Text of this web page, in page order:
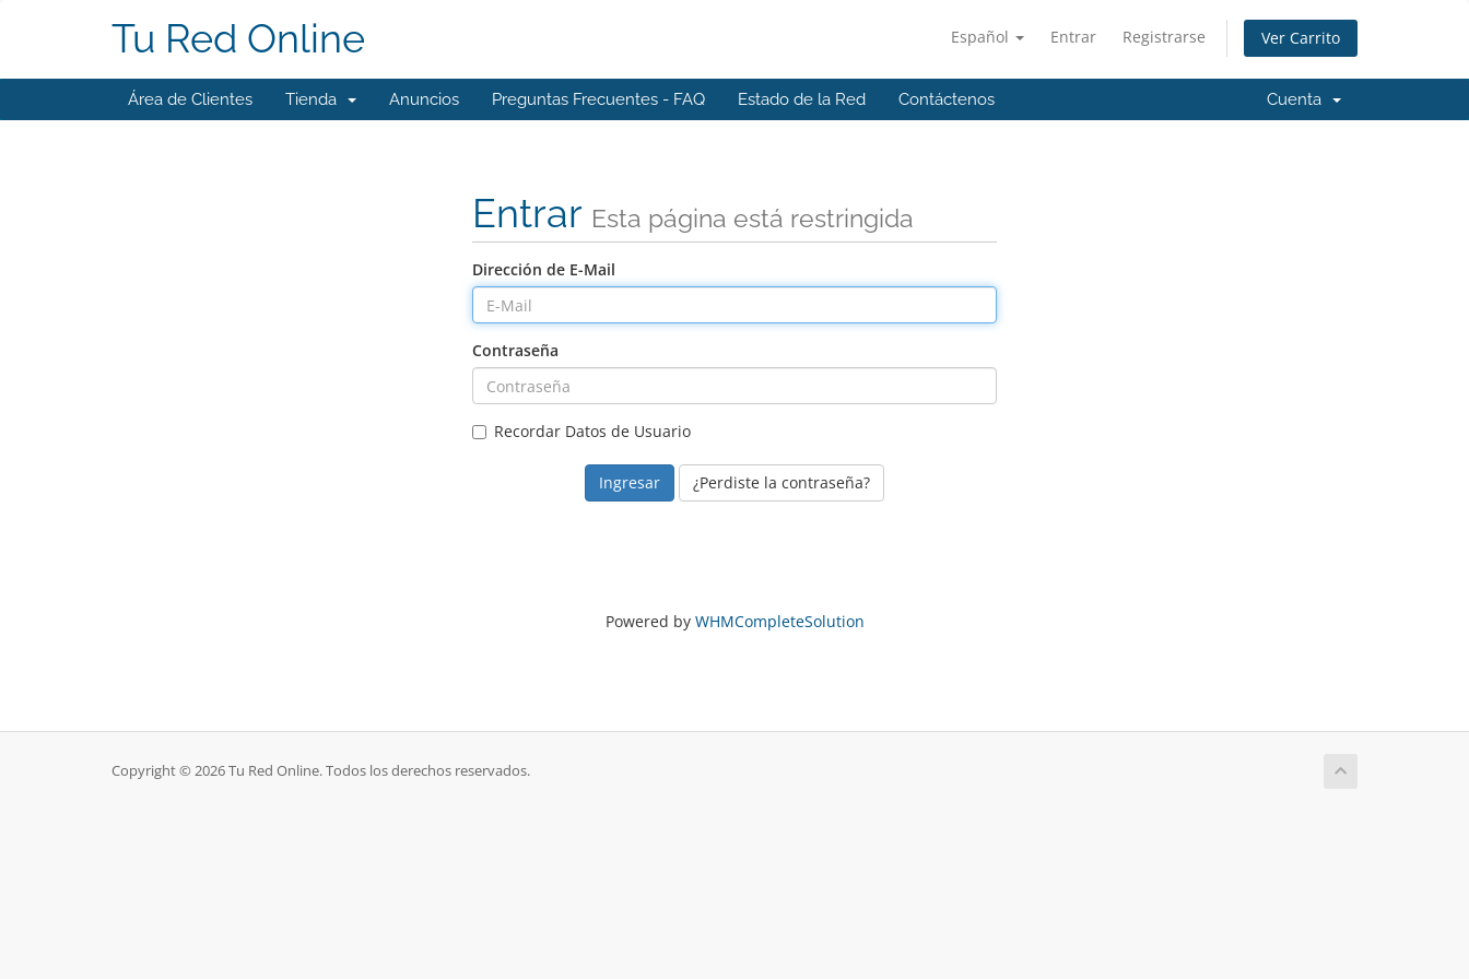
Español Entrar Registrarse Ver Carrito
Tu Red Online
Área de Clientes Tienda Anuncios Preguntas Frecuentes - FAQ Estado de la Red Contáctenos Cuenta
Entrar Esta página está restringida
Dirección de E-Mail
Contraseña
Recordar Datos de Usuario
¿Perdiste la contraseña?
Powered by WHMCompleteSolution
Copyright © 2026 Tu Red Online. Todos los derechos reservados.